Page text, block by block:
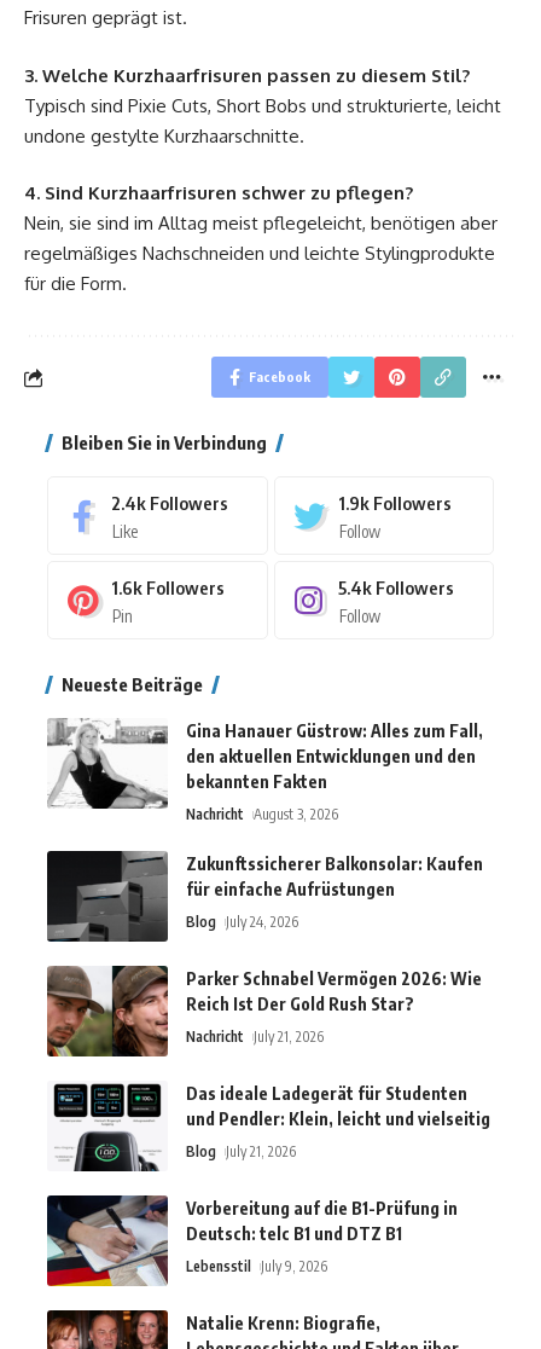
Frisuren geprägt ist.
3. Welche Kurzhaarfrisuren passen zu diesem Stil?
Typisch sind Pixie Cuts, Short Bobs und strukturierte, leicht
undone gestylte Kurzhaarschnitte.
4. Sind Kurzhaarfrisuren schwer zu pflegen?
Nein, sie sind im Alltag meist pflegeleicht, benötigen aber
regelmäßiges Nachschneiden und leichte Stylingprodukte
für die Form.
Facebook
Bleiben Sie in Verbindung
2.4k Followers
Like
1.9k Followers
Follow
1.6k Followers
Pin
5.4k Followers
Follow
Neueste Beiträge
Gina Hanauer Güstrow: Alles zum Fall,
den aktuellen Entwicklungen und den
bekannten Fakten
Nachricht August 3, 2026
Zukunftssicherer Balkonsolar: Kaufen
für einfache Aufrüstungen
Blog July 24, 2026
Parker Schnabel Vermögen 2026: Wie
Reich Ist Der Gold Rush Star?
Nachricht July 21, 2026
Das ideale Ladegerät für Studenten
und Pendler: Klein, leicht und vielseitig
Blog July 21, 2026
Vorbereitung auf die B1-Prüfung in
Deutsch: telc B1 und DTZ B1
Lebensstil July 9, 2026
Natalie Krenn: Biografie,